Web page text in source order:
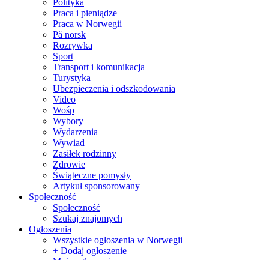
Polityka
Praca i pieniądze
Praca w Norwegii
På norsk
Rozrywka
Sport
Transport i komunikacja
Turystyka
Ubezpieczenia i odszkodowania
Video
Wośp
Wybory
Wydarzenia
Wywiad
Zasiłek rodzinny
Zdrowie
Świąteczne pomysły
Artykuł sponsorowany
Społeczność
Społeczność
Szukaj znajomych
Ogłoszenia
Wszystkie ogłoszenia w Norwegii
+ Dodaj ogłoszenie